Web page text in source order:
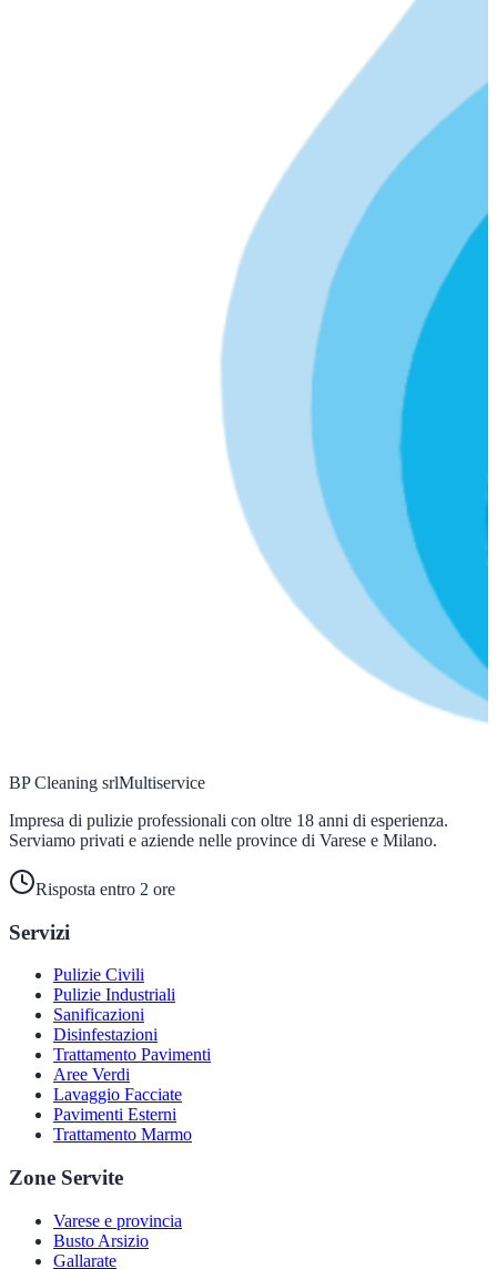
BP Cleaning srlMultiservice
Impresa di pulizie professionali con oltre 18 anni di esperienza.
Serviamo privati e aziende nelle province di Varese e Milano.
Risposta entro 2 ore
Servizi
Pulizie Civili
Pulizie Industriali
Sanificazioni
Disinfestazioni
Trattamento Pavimenti
Aree Verdi
Lavaggio Facciate
Pavimenti Esterni
Trattamento Marmo
Zone Servite
Varese e provincia
Busto Arsizio
Gallarate